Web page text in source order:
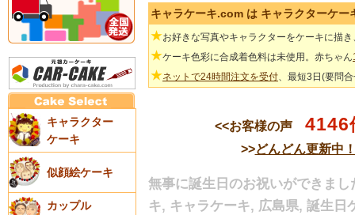
キャラクター
ケーキ
似顔絵ケーキ
カップル
キャラケーキ.com は キャラクターケ
★お好きな写真やキャラクターをケーキに描
★ケーキ色彩に合成着色料は未使用。赤ちゃん
★ネットで24時間注文を受付、最短3日(要問
<<お客様の声 4146
>>どんどん更新中
無事に誕生日のお祝いができま
キ, キャラケーキ, 広島県, 誕生日